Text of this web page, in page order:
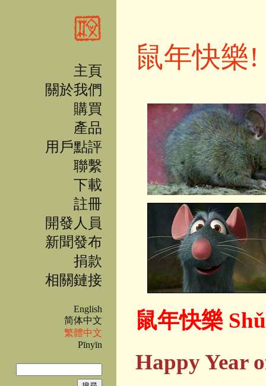
主頁
關於我們
購買
產品
用戶點評
聯繫
下載
註冊
開發人員
新聞發布
捐款
相關鏈接
English
简体中文
繁體中文
Pīnyīn
搜尋
鼠年快樂!
鼠年快樂
Happy Year